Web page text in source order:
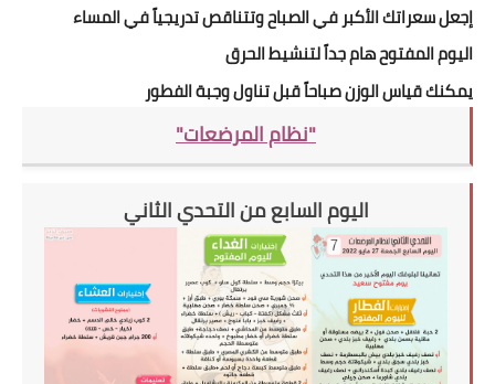
إجعل سعراتك الأكبر في الصباح وتتناقص تدريجياً في المساء
اليوم المفتوح هام جداً لتنشيط الحرق
يمكنك قياس الوزن صباحاً قبل تناول وجبة الفطور
"نظام المرضعات"
اليوم السابع من التحدي الثاني